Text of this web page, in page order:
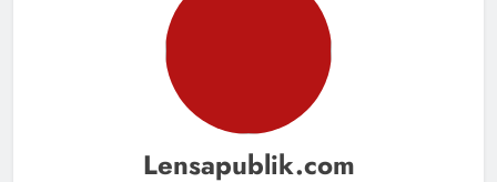
Lensapublik.com